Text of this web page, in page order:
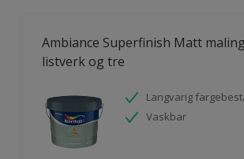
Ambiance Superfinish Matt
listverk og tre
Langvarig
Vaskbar